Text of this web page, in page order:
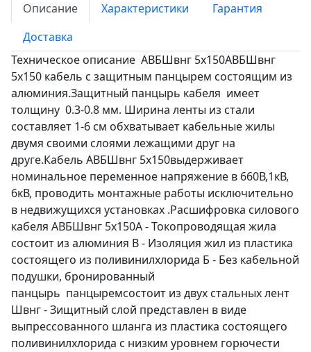
Описание Характеристики
Гарантия
Доставка
Техническое описание АВБШвнг 5х150АВБШвнг
5х150 кабель с защитным панцырем состоящим из
алюминия.Защитный панцырь кабеля имеет
толщину 0.3-0.8 мм. Ширина ленты из стали
составляет 1-6 см обхватывает кабельные жилы
двумя своими слоями лежащими друг на
друге.Кабель АВБШвнг 5х150выдерживает
номинальное переменное напряжение в 660В,1кВ,
6кВ, проводить монтажные работы исключительно
в недвижущихся установках .Расшифровка силового
кабеля АВБШвнг 5х150А - Токопроводящая жила
состоит из алюминия В - Изоляция жил из пластика
состоящего из поливинилхлорида Б - Без кабельной
подушки, бронированный
панцырь панцыремсостоит из двух стальных лент
Швнг - Зищитный слой представлен в виде
выпрессованного шланга из пластика состоящего
поливинилхлорида с низким уровнем горючести